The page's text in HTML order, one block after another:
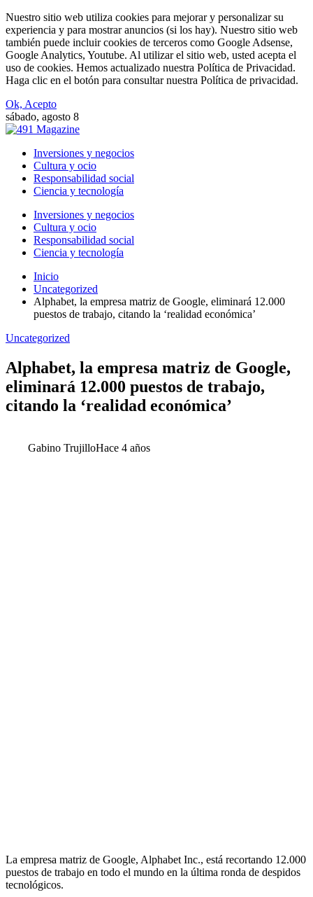
Nuestro sitio web utiliza cookies para mejorar y personalizar su
experiencia y para mostrar anuncios (si los hay). Nuestro sitio web
también puede incluir cookies de terceros como Google Adsense,
Google Analytics, Youtube. Al utilizar el sitio web, usted acepta el
uso de cookies. Hemos actualizado nuestra Política de Privacidad.
Haga clic en el botón para consultar nuestra Política de privacidad.
Ok, Acepto
sábado, agosto 8
Inversiones y negocios
Cultura y ocio
Responsabilidad social
Ciencia y tecnología
Inversiones y negocios
Cultura y ocio
Responsabilidad social
Ciencia y tecnología
Inicio
Uncategorized
Alphabet, la empresa matriz de Google, eliminará 12.000
puestos de trabajo, citando la ‘realidad económica’
Uncategorized
Alphabet, la empresa matriz de Google,
eliminará 12.000 puestos de trabajo,
citando la ‘realidad económica’
Gabino TrujilloHace 4 años
La empresa matriz de Google, Alphabet Inc., está recortando 12.000
puestos de trabajo en todo el mundo en la última ronda de despidos
tecnológicos.